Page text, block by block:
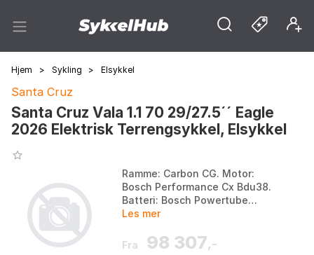
Hjem > Sykling > Elsykkel
Santa Cruz
Santa Cruz Vala 1.1 70 29/27.5´´ Eagle
2026 Elektrisk Terrengsykkel, Elsykkel
Ramme: Carbon CG. Motor:
Bosch Performance Cx Bdu38.
Batteri: Bosch Powertube
Battery 600Wh. Gaffel:
Farge: Gloss grey, Midnight
Les mer
Fra 98 307,-